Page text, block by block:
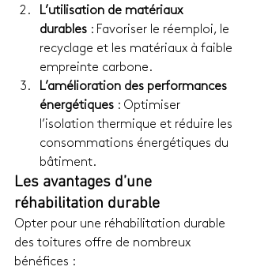
L’utilisation de matériaux
durables : Favoriser le réemploi, le
recyclage et les matériaux à faible
empreinte carbone.
L’amélioration des performances
énergétiques : Optimiser
l’isolation thermique et réduire les
consommations énergétiques du
bâtiment.
Les avantages d’une
réhabilitation durable
Opter pour une réhabilitation durable
des toitures offre de nombreux
bénéfices :